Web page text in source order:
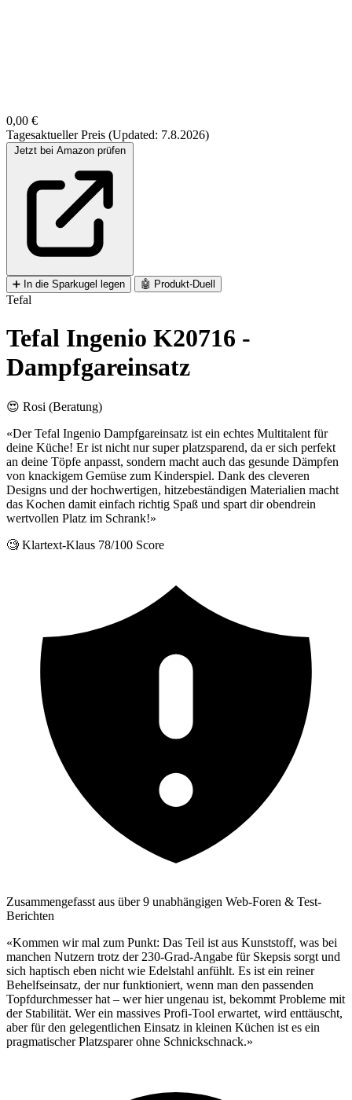
0,00 €
Tagesaktueller Preis (Updated: 7.8.2026)
➕ In die Sparkugel legen 🤖 Produkt-Duell
Tefal
Tefal Ingenio K20716 -
Dampfgareinsatz
😍 Rosi (Beratung)
«Der Tefal Ingenio Dampfgareinsatz ist ein echtes Multitalent für
deine Küche! Er ist nicht nur super platzsparend, da er sich perfekt
an deine Töpfe anpasst, sondern macht auch das gesunde Dämpfen
von knackigem Gemüse zum Kinderspiel. Dank des cleveren
Designs und der hochwertigen, hitzebeständigen Materialien macht
das Kochen damit einfach richtig Spaß und spart dir obendrein
wertvollen Platz im Schrank!»
🧐 Klartext-Klaus 78/100 Score
Zusammengefasst aus über 9 unabhängigen Web-Foren & Test-
Berichten
«Kommen wir mal zum Punkt: Das Teil ist aus Kunststoff, was bei
manchen Nutzern trotz der 230-Grad-Angabe für Skepsis sorgt und
sich haptisch eben nicht wie Edelstahl anfühlt. Es ist ein reiner
Behelfseinsatz, der nur funktioniert, wenn man den passenden
Topfdurchmesser hat – wer hier ungenau ist, bekommt Probleme mit
der Stabilität. Wer ein massives Profi-Tool erwartet, wird enttäuscht,
aber für den gelegentlichen Einsatz in kleinen Küchen ist es ein
pragmatischer Platzsparer ohne Schnickschnack.»